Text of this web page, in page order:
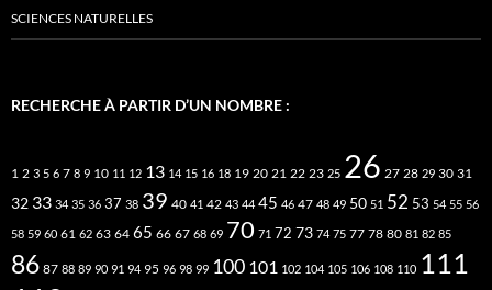
SCIENCES NATURELLES
RECHERCHE À PARTIR D’UN NOMBRE :
1 2 3 5 6 7 8 9 10 11 12 13 14 15 16 18 19 20 21 22 23 25 26 27 28 29 30 31
32 33 34 35 36 37 38 39 40 41 42 43 44 45 46 47 48 49 50 51 52 53 54 55 56
58 59 60 61 62 63 64 65 66 67 68 69 70 71 72 73 74 75 77 78 80 81 82 85
86 87 88 89 90 91 94 95 96 98 99 100 101 102 104 105 106 108 110 111